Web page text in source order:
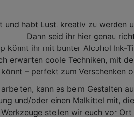
und habt Lust, kreativ zu werden
Dann seid ihr hier genau
könnt ihr mit bunter Alcohol Ink-
erwarten coole Techniken, mit
– perfekt zum Verschenken
kann es beim Gestalten
und/oder einen Malkittel mit,
stellen wir euch vor